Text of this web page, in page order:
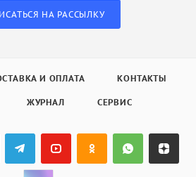
НА РАССЫЛКУ
И ОПЛАТА КОНТАКТЫ
ЖУРНАЛ СЕРВИС